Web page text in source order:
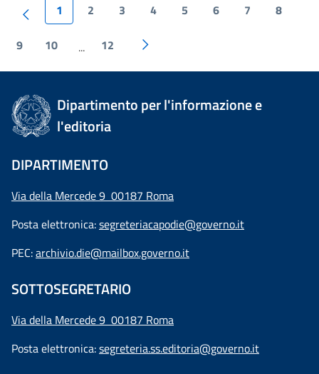
1 2 3 4 5 6 7 8
9 10 ... 12
Dipartimento per l'informazione e
l'editoria
DIPARTIMENTO
Via della Mercede 9 00187 Roma
Posta elettronica:segreteriacapodie@governo.it
PEC:archivio.die@mailbox.governo.it
SOTTOSEGRETARIO
Via della Mercede 9 00187 Roma
Posta elettronica:segreteria.ss.editoria@governo.it